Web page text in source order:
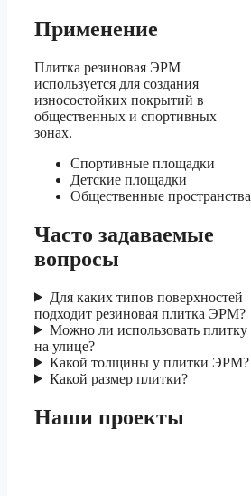
Применение
Плитка резиновая ЭРМ
используется для создания
износостойких покрытий в
общественных и спортивных
зонах.
Спортивные площадки
Детские площадки
Общественные пространства
Часто задаваемые
вопросы
Для каких типов поверхностей
подходит резиновая плитка ЭРМ?
Можно ли использовать плитку
на улице?
Какой толщины у плитки ЭРМ?
Какой размер плитки?
Наши проекты